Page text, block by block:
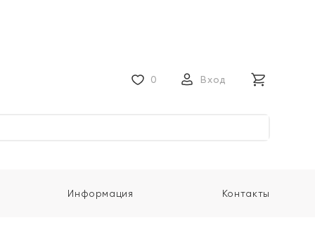
0 Вход
Информация Контакты